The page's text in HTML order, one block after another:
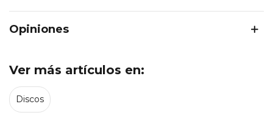
Opiniones
Ver más artículos en:
Discos